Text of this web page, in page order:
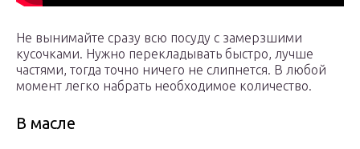
Не вынимайте сразу всю посуду с замерзшими
кусочками. Нужно перекладывать быстро, лучше
частями, тогда точно ничего не слипнется. В любой
момент легко набрать необходимое количество.
В масле